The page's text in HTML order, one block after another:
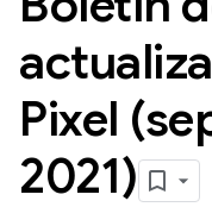
Pixel
2021)